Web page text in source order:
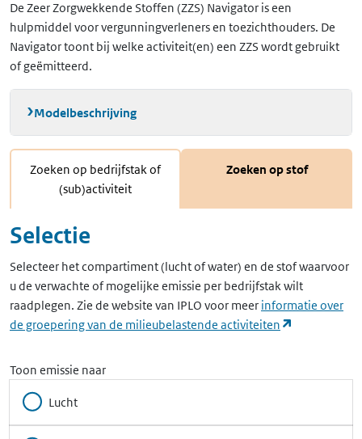
De Zeer Zorgwekkende Stoffen (ZZS) Navigator is een
hulpmiddel voor vergunningverleners en toezichthouders. De
Navigator toont bij welke activiteit(en) een ZZS wordt gebruikt
of geëmitteerd.
Modelbeschrijving
Zoeken op bedrijfstak of
(sub)activiteit
Zoeken op stof
Selectie
Selecteer het compartiment (lucht of water) en de stof waarvoor
u de verwachte of mogelijke emissie per bedrijfstak wilt
raadplegen. Zie de website van IPLO voor meer informatie over
de groepering van de milieubelastende activiteiten
Toon emissie naar
Lucht